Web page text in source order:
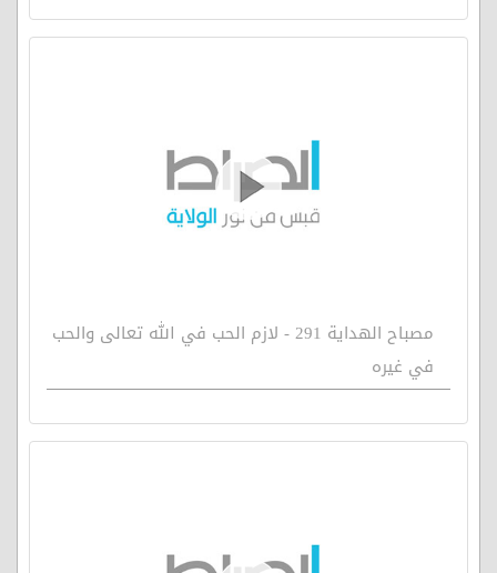
مصباح الهداية 291 - لازم الحب في الله تعالى والحب
في غيره